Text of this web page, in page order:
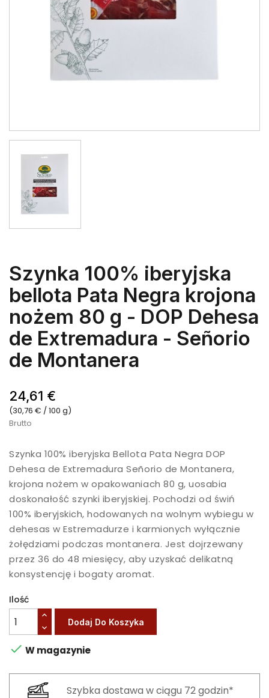
Szynka 100% iberyjska
bellota Pata Negra krojona
nożem 80 g - DOP Dehesa
de Extremadura - Señorio
de Montanera
24,61 €
(30,76 € / 100 g)
Brutto
Szynka 100% iberyjska Bellota Pata Negra DOP
Dehesa de Extremadura Señorio de Montanera,
krojona nożem w opakowaniach 80 g, uosabia
doskonałość szynki iberyjskiej. Pochodzi od świń
100% iberyjskich, hodowanych na wolnym wybiegu w
dehesas w Estremadurze i karmionych wyłącznie
żołędziami podczas montanera. Jest dojrzewany
przez 36 do 48 miesięcy, aby uzyskać delikatną
konsystencję i bogaty aromat.
Ilość
Dodaj Do Koszyka
 W magazynie
Szybka dostawa w ciągu 72 godzin*